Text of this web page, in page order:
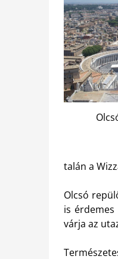
talán a
Olcsó
is
várja az